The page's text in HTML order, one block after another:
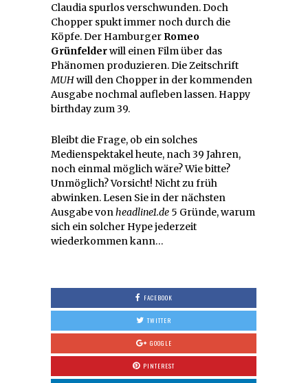
Claudia spurlos verschwunden. Doch
Chopper spukt immer noch durch die
Köpfe. Der Hamburger Romeo
Grünfelderwill einen Film über das
Phänomen produzieren. Die Zeitschrift
MUHwill den Chopper in der kommenden
Ausgabe nochmal aufleben lassen. Happy
birthday zum 39.
Bleibt die Frage, ob ein solches
Medienspektakel heute, nach 39 Jahren,
noch einmal möglich wäre? Wie bitte?
Unmöglich? Vorsicht! Nicht zu früh
abwinken. Lesen Sie in der nächsten
Ausgabe vonheadline1.de 5 Gründe, warum
sich ein solcher Hype jederzeit
wiederkommen kann…
FACEBOOK
TWITTER
GOOGLE
PINTEREST